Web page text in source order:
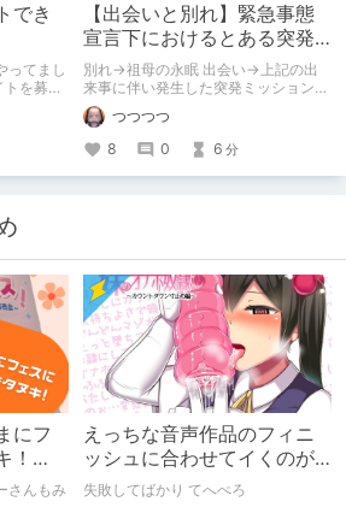
でき
ってまし
を募集
． 時
し悪く
【出会いと別れ】緊急事態
宣言下におけるとある突発
的ミッションの遂行につい
て【体験談】
別れ→祖母の永眠 出会い→上記の出
来事に伴い発生した突発ミッション
と、かなり強引な解釈でお送りしま
す。 現実の死を題材としております
が、さほど湿っぽくはなく、むしろ不
謹慎と怒られてもしかたのないような
要旨です。また身バレを避けるため、
つつつつ
8
0 6 分
にフ
！
さんもみ
えっちな音声作品のフィニ
ッシュに合わせてイくのが
下手すぎる【失敗した話】
失敗してばかり てへぺろ